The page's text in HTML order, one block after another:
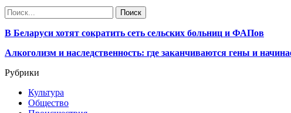
В Беларуси хотят сократить сеть сельских больниц и ФАПов
Алкоголизм и наследственность: где заканчиваются гены и
Рубрики
Культура
Общество